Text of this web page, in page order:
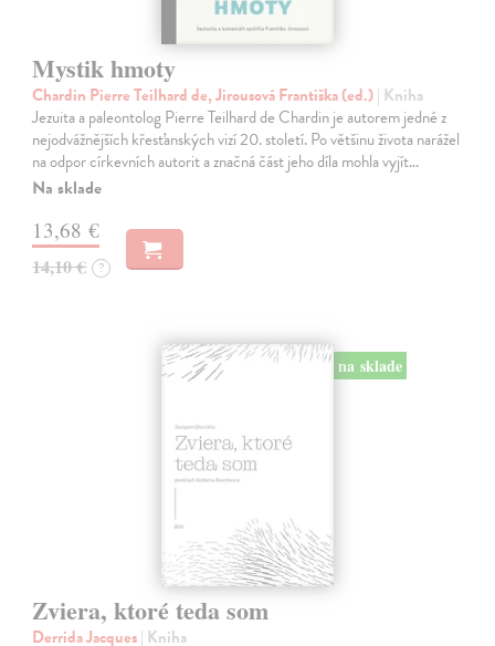
Mystik hmoty
Chardin Pierre Teilhard de, Jirousová Františka (ed.)| Kniha
Jezuita a paleontolog Pierre Teilhard de Chardin je autorem jedné z
nejodvážnějších křesťanských vizí 20. století. Po většinu života narážel
na odpor církevních autorit a značná část jeho díla mohla vyjít…
Na sklade
13,68 €
14,10 € ?
na sklade
Zviera, ktoré teda som
Derrida Jacques| Kniha